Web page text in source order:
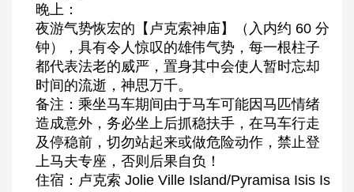
晚上：
夜游气势恢宏的【卢克索神庙】（入内约 60 分
钟），具有令人惊叹的雄伟气势，每一根柱子
都代表法老的威严，置身其中会使人暂时忘却
时间的流逝，神思万千。
备注：乘坐马车期间由于马车可能因马匹情绪
造成意外，务必坐上后抓稳扶手，在马车行走
及停稳前，切勿站起来或做危险动作，禁止登
上马夫专座，否则后果自负！
住宿：卢克索 Jolie Ville Island/Pyramisa Isis Is